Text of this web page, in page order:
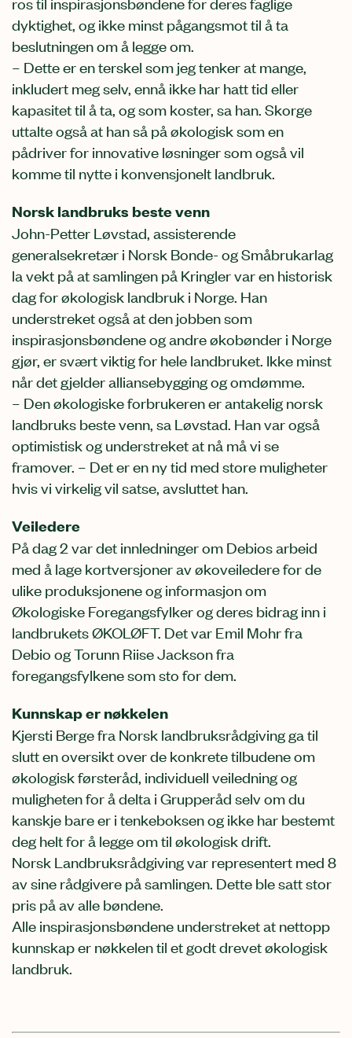
dyktighet, og ikke minst pågangsmot til å ta
beslutningen om å legge om.
– Dette er en terskel som jeg tenker at mange,
inkludert meg selv, ennå ikke har hatt tid eller
kapasitet til å ta, og som koster, sa han. Skorge
uttalte også at han så på økologisk som en
pådriver for innovative løsninger som også vil
komme til nytte i konvensjonelt landbruk.
Norsk landbruks beste venn
John-Petter Løvstad, assisterende
generalsekretær i Norsk Bonde- og Småbrukarlag
la vekt på at samlingen på Kringler var en historisk
dag for økologisk landbruk i Norge. Han
understreket også at den jobben som
inspirasjonsbøndene og andre økobønder i Norge
gjør, er svært viktig for hele landbruket. Ikke minst
når det gjelder alliansebygging og omdømme.
– Den økologiske forbrukeren er antakelig norsk
landbruks beste venn, sa Løvstad. Han var også
optimistisk og understreket at nå må vi se
framover. – Det er en ny tid med store muligheter
hvis vi virkelig vil satse, avsluttet han.
Veiledere
På dag 2 var det innledninger om Debios arbeid
med å lage kortversjoner av økoveiledere for de
ulike produksjonene og informasjon om
Økologiske Foregangsfylker og deres bidrag inn i
landbrukets ØKOLØFT. Det var Emil Mohr fra
Debio og Torunn Riise Jackson fra
foregangsfylkene som sto for dem.
Kunnskap er nøkkelen
Kjersti Berge fra Norsk landbruksrådgiving ga til
slutt en oversikt over de konkrete tilbudene om
økologisk førsteråd, individuell veiledning og
muligheten for å delta i Grupperåd selv om du
kanskje bare er i tenkeboksen og ikke har bestemt
deg helt for å legge om til økologisk drift.
Norsk Landbruksrådgiving var representert med 8
av sine rådgivere på samlingen. Dette ble satt stor
pris på av alle bøndene.
Alle inspirasjonsbøndene understreket at nettopp
kunnskap er nøkkelen til et godt drevet økologisk
landbruk.